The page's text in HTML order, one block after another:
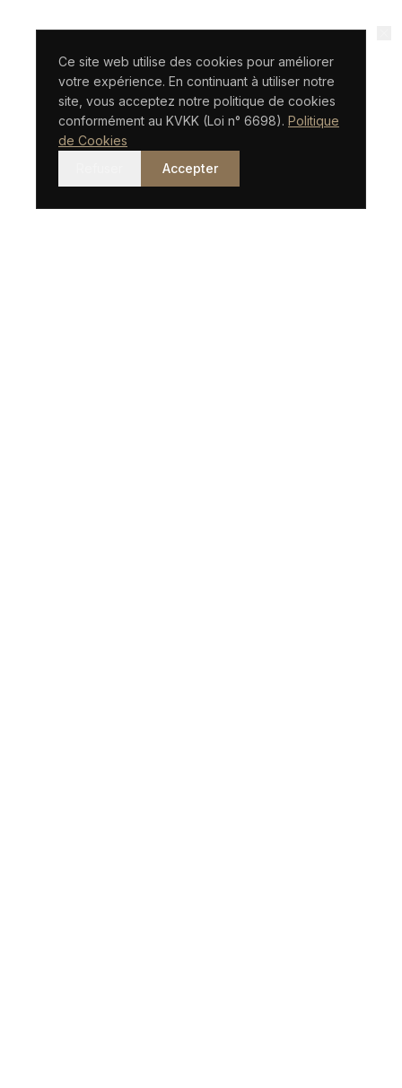
Ce site web utilise des cookies pour améliorer
votre expérience. En continuant à utiliser notre
site, vous acceptez notre politique de cookies
conformément au KVKK (Loi n° 6698). Politique
de Cookies
Accepter